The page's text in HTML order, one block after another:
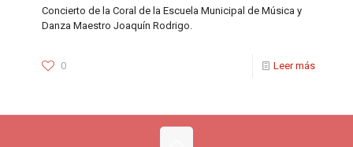
Concierto de la Coral de la Escuela Municipal de Música y
Danza Maestro Joaquín Rodrigo.
0 Leer más